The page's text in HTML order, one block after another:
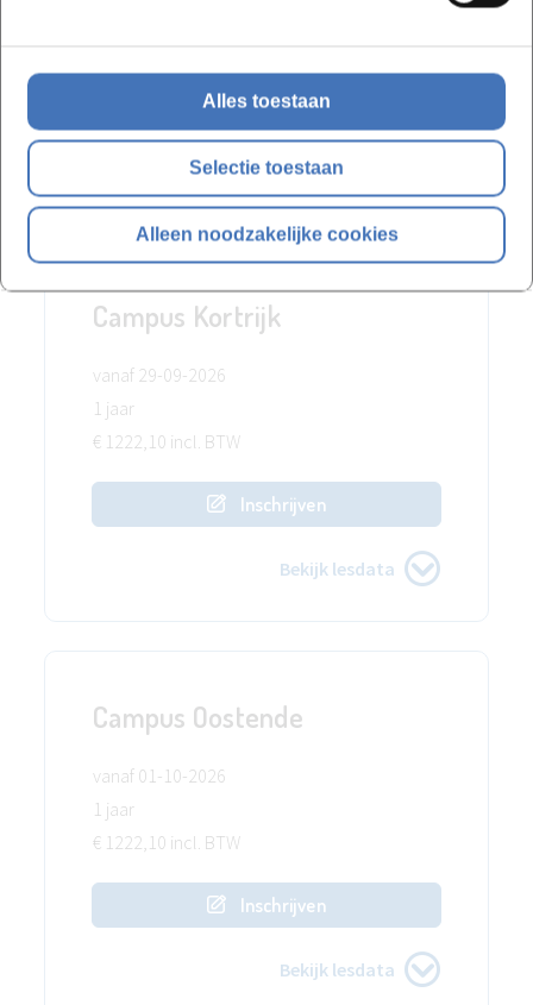
Alles toestaan
Selectie toestaan
Alleen noodzakelijke cookies
Inschrijven
Bekijk lesdata
Campus Kortrijk
vanaf 29-09-2026
1 jaar
€ 1222,10 incl. BTW
Inschrijven
Bekijk lesdata
Campus Oostende
vanaf 01-10-2026
1 jaar
€ 1222,10 incl. BTW
Inschrijven
Bekijk lesdata